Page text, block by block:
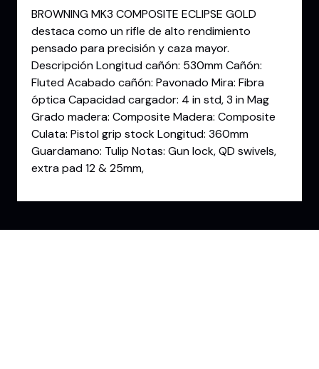
BROWNING MK3 COMPOSITE ECLIPSE GOLD
destaca como un rifle de alto rendimiento
pensado para precisión y caza mayor.
Descripción Longitud cañón: 530mm Cañón:
Fluted Acabado cañón: Pavonado Mira: Fibra
óptica Capacidad cargador: 4 in std, 3 in Mag
Grado madera: Composite Madera: Composite
Culata: Pistol grip stock Longitud: 360mm
Guardamano: Tulip Notas: Gun lock, QD swivels,
extra pad 12 & 25mm,